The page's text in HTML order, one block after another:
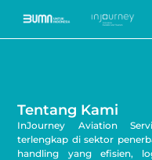
Tentang Kami
InJourney Aviation
terlengkap di sektor
handling yang efisien,